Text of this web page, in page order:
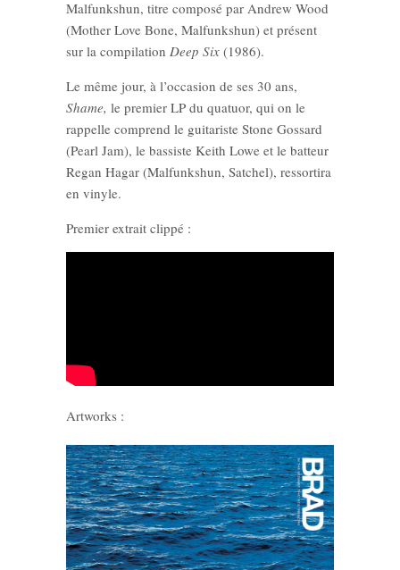
Malfunkshun, titre composé par Andrew Wood
(Mother Love Bone, Malfunkshun) et présent
sur la compilation Deep Six (1986).
Le même jour, à l’occasion de ses 30 ans,
Shame, le premier LP du quatuor, qui on le
rappelle comprend le guitariste Stone Gossard
(Pearl Jam), le bassiste Keith Lowe et le batteur
Regan Hagar (Malfunkshun, Satchel), ressortira
en vinyle.
Premier extrait clippé :
Artworks :